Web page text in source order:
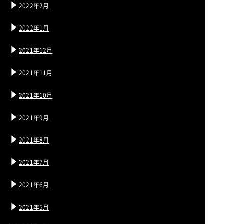
2022年2月
2022年1月
2021年12月
2021年11月
2021年10月
2021年9月
2021年8月
2021年7月
2021年6月
2021年5月